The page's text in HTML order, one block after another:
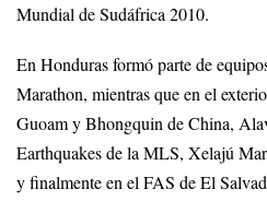
Mundial de Sudáfrica 2010.
En Honduras formó parte de
Marathon, mientras que en el
Guoam y Bhongquin de China,
Earthquakes de la MLS, Xelajú
y finalmente en el FAS de El